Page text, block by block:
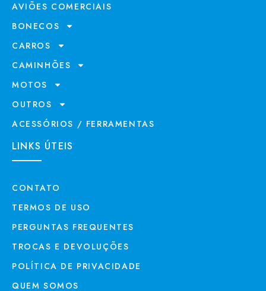
AVIÕES COMERCIAIS
BONECOS
CARROS
CAMINHÕES
MOTOS
OUTROS
ACESSÓRIOS / FERRAMENTAS
LINKS ÚTEIS
CONTATO
TERMOS DE USO
PERGUNTAS FREQUENTES
TROCAS E DEVOLUÇÕES
POLÍTICA DE PRIVACIDADE
QUEM SOMOS